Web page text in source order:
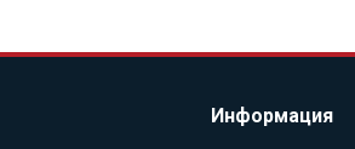
Информация